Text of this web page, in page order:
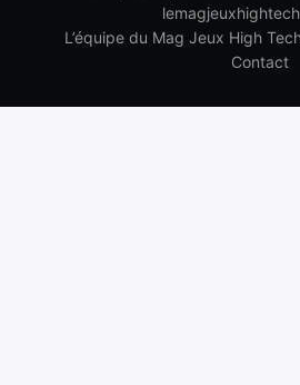
L’équipe du Mag Jeux High
Contact